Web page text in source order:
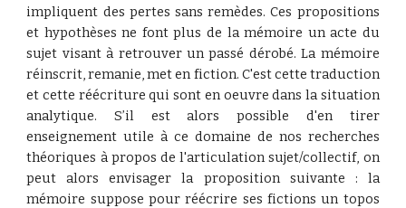
impliquent des pertes sans remèdes. Ces propositions
et hypothèses ne font plus de la mémoire un acte du
sujet visant à retrouver un passé dérobé. La mémoire
réinscrit, remanie, met en fiction. C'est cette traduction
et cette réécriture qui sont en oeuvre dans la situation
analytique. S’il est alors possible d'en tirer
enseignement utile à ce domaine de nos recherches
théoriques à propos de l'articulation sujet/collectif, on
peut alors envisager la proposition suivante : la
mémoire suppose pour réécrire ses fictions un topos